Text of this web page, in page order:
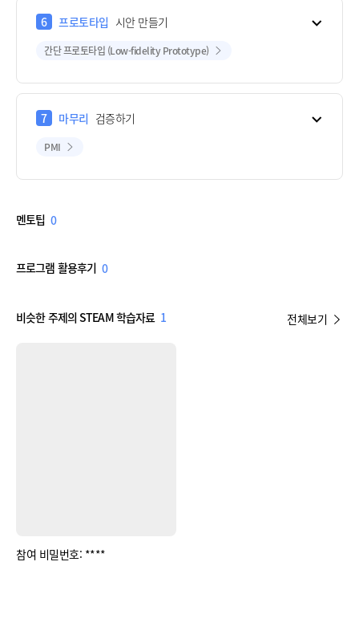
6 프로토타입 시안 만들기
간단 프로토타입 (Low-fidelity Prototype)
7 마무리 검증하기
PMI
멘토팁 0
프로그램 활용후기 0
비슷한 주제의 STEAM 학습자료 1 전체보기
참여 비밀번호: ****